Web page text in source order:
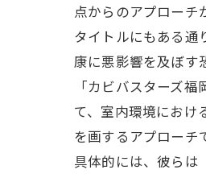
点からのアプローチ
タイトルにもある通
康に悪影響を及ぼす
「カビバスターズ
て、室内環境におけ
を画するアプローチ
具体的には、彼らは